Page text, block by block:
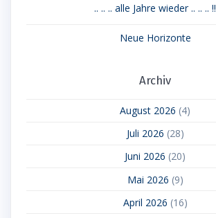
.. .. .. alle Jahre wieder .. .. .. !!
Neue Horizonte
Archiv
August 2026 (4)
Juli 2026 (28)
Juni 2026 (20)
Mai 2026 (9)
April 2026 (16)